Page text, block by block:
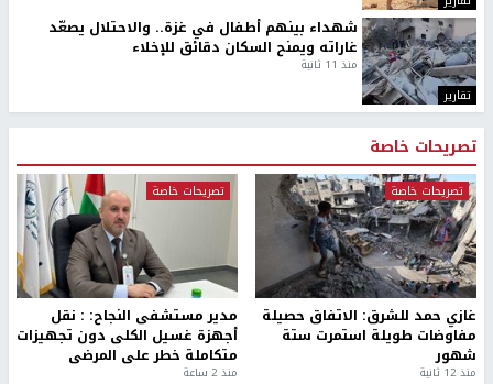
تقارير
شهداء بينهم أطفال في غزة.. والاحتلال يصعّد
غاراته ويمنح السكان دقائق للإخلاء
منذ 11 ثانية
تصريحات خاصة
تصريحات خاصة
غازي حمد للشرق: الاتفاق حصيلة
مفاوضات طويلة استمرت ستة
شهور
منذ 12 ثانية
تصريحات خاصة
مدير مستشفى النجاح: : نقل
أجهزة غسيل الكلى دون تجهيزات
متكاملة خطر على المرضى
منذ 2 ساعة